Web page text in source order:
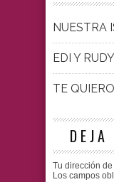
NUESTRA
EDI Y RUDY
TE
Tu dirección
Los campos